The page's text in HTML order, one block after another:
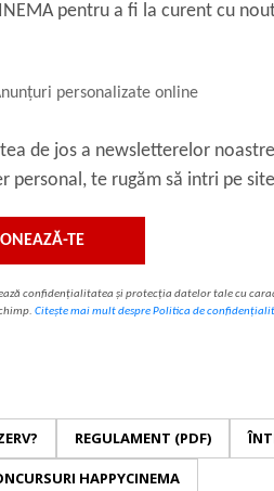
pentru a fi la curent cu
personalizate online
de jos a newsletterelor
te rugăm să intri pe
confidențialitatea și protecția datelor tale cu
Citește mai mult despre Politica de
REGULAMENT (PDF)
HAPPYCINEMA